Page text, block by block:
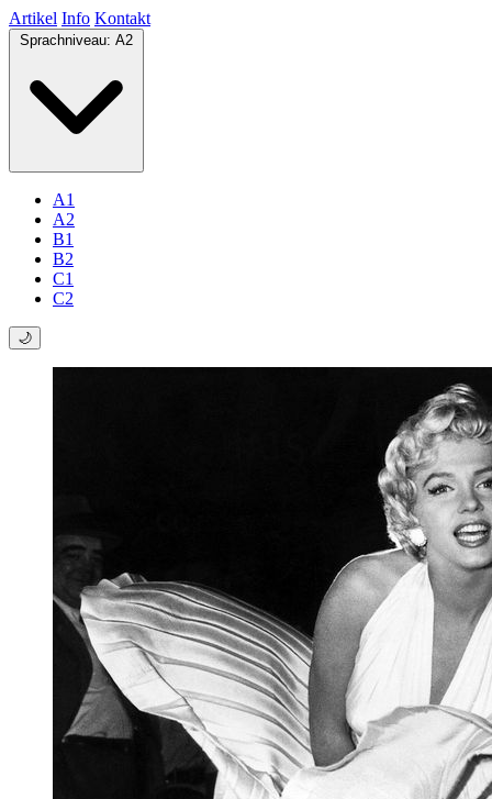
Artikel Info Kontakt
Sprachniveau: A2
A1
A2
B1
B2
C1
C2
🌙